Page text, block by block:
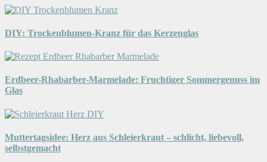
DIY: Trockenblumen-Kranz für das Kerzenglas
Erdbeer-Rhabarber-Marmelade: Fruchtiger Sommergenuss im
Glas
Muttertagsidee: Herz aus Schleierkraut – schlicht, liebevoll,
selbstgemacht